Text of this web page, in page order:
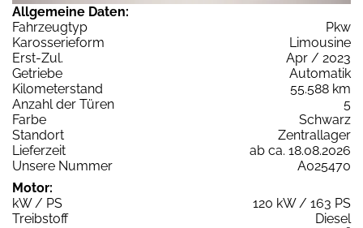
Allgemeine Daten:
Fahrzeugtyp
Pkw
Karosserieform
Limousine
Erst-Zul.
Apr / 2023
Getriebe
Automatik
Kilometerstand
55.588 km
Anzahl der Türen
5
Farbe
Schwarz
Standort
Zentrallager
Lieferzeit
ab ca. 18.08.2026
Unsere Nummer
A025470
Motor:
kW / PS
120 kW / 163 PS
Treibstoff
Diesel